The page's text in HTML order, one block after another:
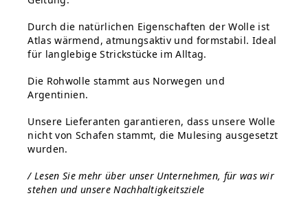
Durch die natürlichen Eigenschaften der Wolle ist
Atlas wärmend, atmungsaktiv und formstabil. Ideal
für langlebige Strickstücke im Alltag.
Die Rohwolle stammt aus Norwegen und
Argentinien.
Unsere Lieferanten garantieren, dass unsere Wolle
nicht von Schafen stammt, die Mulesing ausgesetzt
wurden.
/ Lesen Sie mehr über unser Unternehmen, für was wir
stehen und unsere Nachhaltigkeitsziele